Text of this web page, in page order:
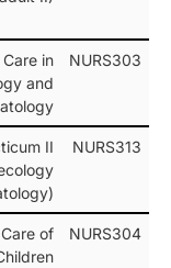
NURS303
in
and
NURS313
II
NURS304
of